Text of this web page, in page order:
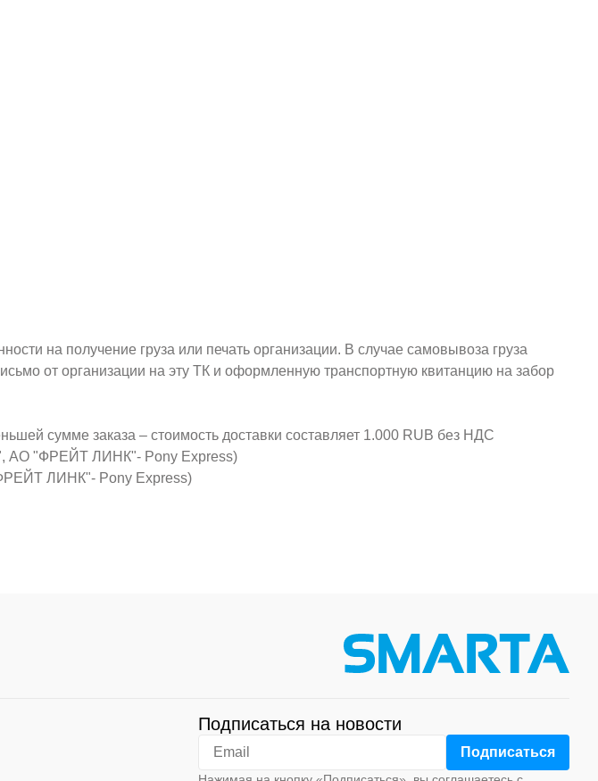
на получение груза или печать организации. В случае самовывоза груза
от организации на эту ТК и оформленную транспортную квитанцию на забор
сумме заказа – стоимость доставки составляет 1.000 RUB без НДС
АО "ФРЕЙТ ЛИНК"- Pony Express)
ЛИНК"- Pony Express)
Подписаться на новости